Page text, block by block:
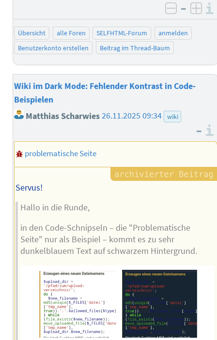
negativ
–
Übersicht alle Foren SELFHTML-Forum
anmelden
Benutzerkonto erstellen
Beitrag im Thread-Baum
Wiki im Dark Mode: Fehlender Kontrast in Code-
Beispielen
Matthias Scharwies26.11.2025 09:34 wiki
–
problematische Seite
Servus!
Hallo in die Runde,
in den Code-Schnipseln – die "Problematische
Seite" nur als Beispiel – kommt es zu sehr
dunkelblauem Text auf schwarzem Hintergrund.